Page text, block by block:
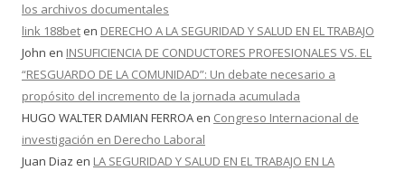
los archivos documentales
link 188bet en DERECHO A LA SEGURIDAD Y SALUD EN EL TRABAJO
John en INSUFICIENCIA DE CONDUCTORES PROFESIONALES VS. EL
“RESGUARDO DE LA COMUNIDAD”: Un debate necesario a
propósito del incremento de la jornada acumulada
HUGO WALTER DAMIAN FERROA en Congreso Internacional de
investigación en Derecho Laboral
Juan Diaz en LA SEGURIDAD Y SALUD EN EL TRABAJO EN LA